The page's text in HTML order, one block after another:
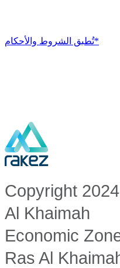
تُطبق الشروط والأحكام*
Copyright
Al Khaimah
Economic
Ras Al